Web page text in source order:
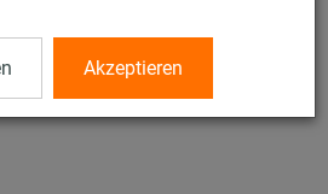
Akzeptieren